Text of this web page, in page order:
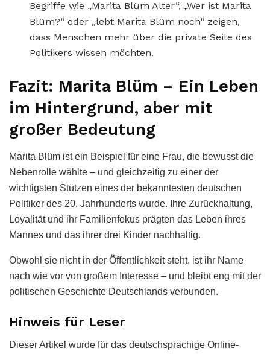
Begriffe wie „Marita Blüm Alter“, „Wer ist Marita
Blüm?“ oder „lebt Marita Blüm noch“ zeigen,
dass Menschen mehr über die private Seite des
Politikers wissen möchten.
Fazit: Marita Blüm – Ein Leben
im Hintergrund, aber mit
großer Bedeutung
Marita Blüm ist ein Beispiel für eine Frau, die bewusst die
Nebenrolle wählte – und gleichzeitig zu einer der
wichtigsten Stützen eines der bekanntesten deutschen
Politiker des 20. Jahrhunderts wurde. Ihre Zurückhaltung,
Loyalität und ihr Familienfokus prägten das Leben ihres
Mannes und das ihrer drei Kinder nachhaltig.
Obwohl sie nicht in der Öffentlichkeit steht, ist ihr Name
nach wie vor von großem Interesse – und bleibt eng mit der
politischen Geschichte Deutschlands verbunden.
Hinweis für Leser
Dieser Artikel wurde für das deutschsprachige Online-